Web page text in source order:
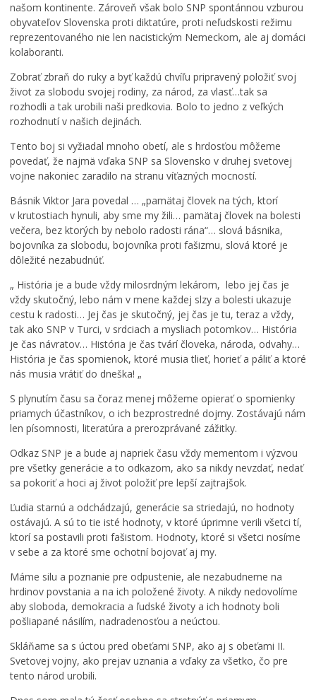
našom kontinente. Zároveň však bolo SNP spontánnou vzburou
obyvateľov Slovenska proti diktatúre, proti neľudskosti režimu
reprezentovaného nie len nacistickým Nemeckom, ale aj domáci
kolaboranti.
Zobrať zbraň do ruky a byť každú chvíľu pripravený položiť svoj
život za slobodu svojej rodiny, za národ, za vlasť…tak sa
rozhodli a tak urobili naši predkovia. Bolo to jedno z veľkých
rozhodnutí v našich dejinách.
Tento boj si vyžiadal mnoho obetí, ale s hrdosťou môžeme
povedať, že najmä vďaka SNP sa Slovensko v druhej svetovej
vojne nakoniec zaradilo na stranu víťazných mocností.
Básnik Viktor Jara povedal … „pamätaj človek na tých, ktorí
v krutostiach hynuli, aby sme my žili… pamätaj človek na bolesti
večera, bez ktorých by nebolo radosti rána“… slová básnika,
bojovníka za slobodu, bojovníka proti fašizmu, slová ktoré je
dôležité nezabudnúť.
„ História je a bude vždy milosrdným lekárom, lebo jej čas je
vždy skutočný, lebo nám v mene každej slzy a bolesti ukazuje
cestu k radosti… Jej čas je skutočný, jej čas je tu, teraz a vždy,
tak ako SNP v Turci, v srdciach a mysliach potomkov… História
je čas návratov… História je čas tvárí človeka, národa, odvahy…
História je čas spomienok, ktoré musia tlieť, horieť a páliť a ktoré
nás musia vrátiť do dneška! „
S plynutím času sa čoraz menej môžeme opierať o spomienky
priamych účastníkov, o ich bezprostredné dojmy. Zostávajú nám
len písomnosti, literatúra a prerozprávané zážitky.
Odkaz SNP je a bude aj napriek času vždy mementom i výzvou
pre všetky generácie a to odkazom, ako sa nikdy nevzdať, nedať
sa pokoriť a hoci aj život položiť pre lepší zajtrajšok.
Ľudia starnú a odchádzajú, generácie sa striedajú, no hodnoty
ostávajú. A sú to tie isté hodnoty, v ktoré úprimne verili všetci tí,
ktorí sa postavili proti fašistom. Hodnoty, ktoré si všetci nosíme
v sebe a za ktoré sme ochotní bojovať aj my.
Máme silu a poznanie pre odpustenie, ale nezabudneme na
hrdinov povstania a na ich položené životy. A nikdy nedovolíme
aby sloboda, demokracia a ľudské životy a ich hodnoty boli
pošliapané násilím, nadradenosťou a neúctou.
Skláňame sa s úctou pred obeťami SNP, ako aj s obeťami II.
Svetovej vojny, ako prejav uznania a vďaky za všetko, čo pre
tento národ urobili.